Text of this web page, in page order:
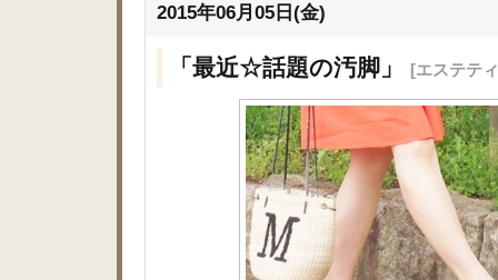
2015年06月05日(金)
「最近☆話題の汚脚」 [エステテ